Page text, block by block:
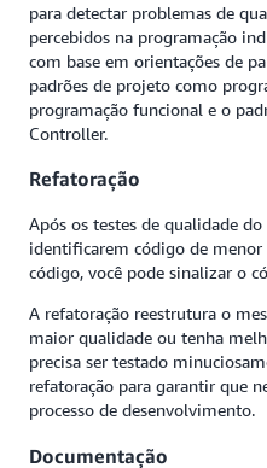
para detectar problemas de
percebidos na programação
com base em orientações de
padrões de projeto como
programação funcional e o
Controller.
Refatoração
Após os testes de qualidade
identificarem código de
código, você pode sinalizar o
A refatoração reestrutura o
maior qualidade ou tenha
precisa ser testado
refatoração para garantir que
processo de desenvolvimento.
Documentação